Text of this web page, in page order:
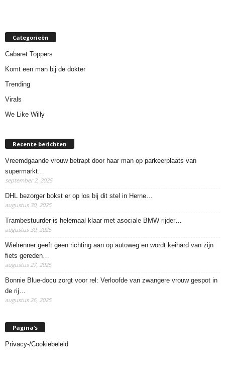
Categorieën
Cabaret Toppers
Komt een man bij de dokter
Trending
Virals
We Like Willy
Recente berichten
Vreemdgaande vrouw betrapt door haar man op parkeerplaats van
supermarkt…
september 2, 2025
DHL bezorger bokst er op los bij dit stel in Herne…
augustus 30, 2025
Trambestuurder is helemaal klaar met asociale BMW rijder…
augustus 30, 2025
Wielrenner geeft geen richting aan op autoweg en wordt keihard van zijn
fiets gereden…
augustus 27, 2025
Bonnie Blue-docu zorgt voor rel: Verloofde van zwangere vrouw gespot in
de rij…
augustus 26, 2025
Pagina’s
Privacy-/Cookiebeleid